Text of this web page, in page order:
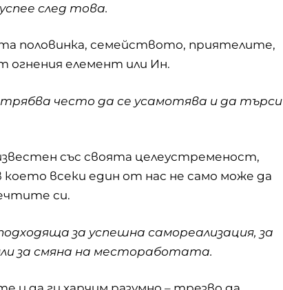
след това.
половинка, семейството, приятелите,
огнения елемент или Ин.
често да се усамотява и да търси
със своята целеустременост,
всеки един от нас не само може да
си.
за успешна самореализация, за
за смяна на местоработата.